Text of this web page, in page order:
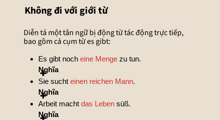
Không đi với giới từ
Diễn tả một tân ngữ bị động từ tác động trực tiếp,
bao gồm cả cụm từ es gibt:
Es gibt noch eine Mengezu tun.
Nghĩa
Sie sucht einen reichen Mann.
Nghĩa
Arbeit macht das Lebensüß.
Nghĩa